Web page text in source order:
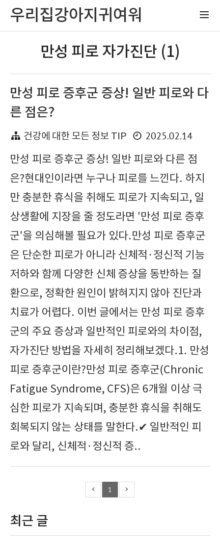
우리집강아지귀여워
만성 피로 자가진단 (1)
만성 피로 증후군 증상! 일반 피로와 다
른 점은?
건강에 대한 모든 정보 TIP
2025.02.14
만성 피로 증후군 증상! 일반 피로와 다른 점
은?현대인이라면 누구나 피로를 느낀다. 하지
만 충분한 휴식을 취해도 피로가 지속되고, 일
상생활에 지장을 줄 정도라면 '만성 피로 증후
군'을 의심해볼 필요가 있다.만성 피로 증후군
은 단순한 피로가 아니라 신체적·정신적 기능
저하와 함께 다양한 신체 증상을 동반하는 질
환으로, 정확한 원인이 밝혀지지 않아 진단과
치료가 어렵다. 이번 글에서는 만성 피로 증후
군의 주요 증상과 일반적인 피로와의 차이점,
자가진단 방법을 자세히 정리해보겠다.1. 만성
피로 증후군이란?만성 피로 증후군(Chronic
Fatigue Syndrome, CFS)은 6개월 이상 극
심한 피로가 지속되며, 충분한 휴식을 취해도
회복되지 않는 상태를 말한다.✔ 일반적인 피
로와 달리, 신체적·정신적 증..
1
최근 글